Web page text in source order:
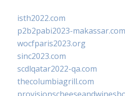
isth2022.com
p2b2pabi2023-makassar.com
wocfparis2023.org
sinc2023.com
scdlqatar2022-qa.com
thecolumbiagrill.com